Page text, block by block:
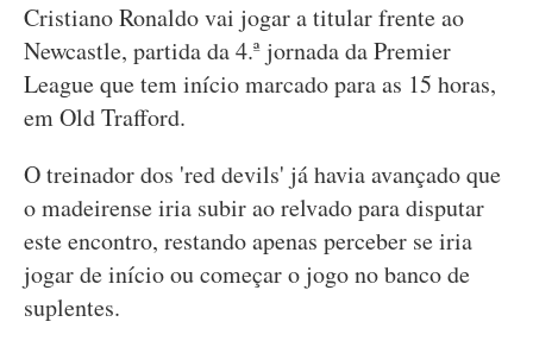
Cristiano Ronaldo vai jogar a titular frente ao
Newcastle, partida da 4.ª jornada da Premier
League que tem início marcado para as 15 horas,
em Old Trafford.
O treinador dos 'red devils' já havia avançado que
o madeirense iria subir ao relvado para disputar
este encontro, restando apenas perceber se iria
jogar de início ou começar o jogo no banco de
suplentes.